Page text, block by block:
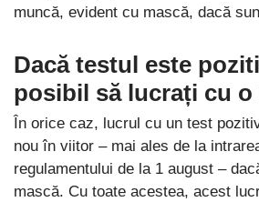
muncă, evident cu mască, dacă
Dacă testul este
posibil să lucrați cu o
În orice caz, lucrul cu un test
nou în viitor – mai ales de la
regulamentului de la 1 august –
mască. Cu toate acestea, acest